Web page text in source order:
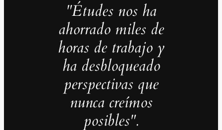
"Études nos ha
ahorrado miles de
horas de trabajo y
ha desbloqueado
perspectivas que
nunca creímos
posibles".